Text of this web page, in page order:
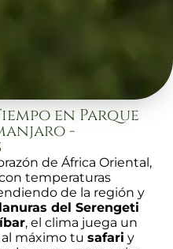
en Parque
-
de África Oriental,
temperaturas
de la región y
del Serengeti
, el clima juega un
máximo tu safari y